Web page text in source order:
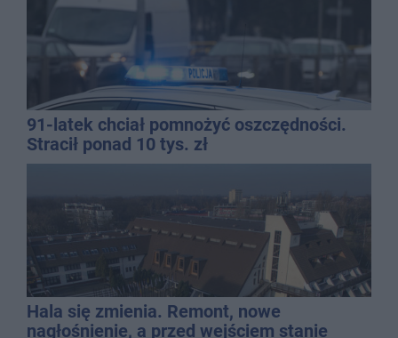
91-latek chciał pomnożyć oszczędności.
Stracił ponad 10 tys. zł
Hala się zmienia. Remont, nowe
nagłośnienie, a przed wejściem stanie